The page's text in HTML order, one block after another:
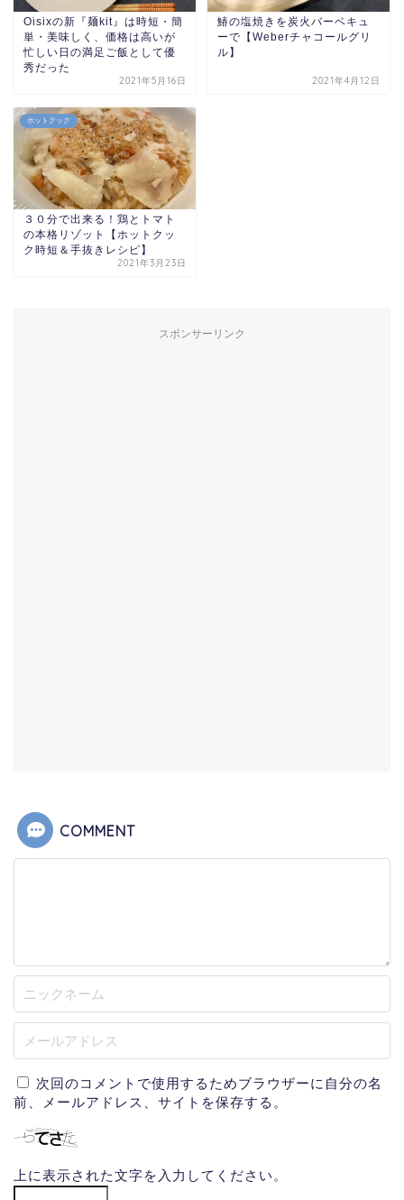
Oisixの新『麺kit』は時短・簡
単・美味しく、価格は高いが
忙しい日の満足ご飯として優
秀だった
2021年5月16日
鰆の塩焼きを炭火バーベキュ
ーで【Weberチャコールグリ
ル】
2021年4月12日
ホットクック
３０分で出来る！鶏とトマト
の本格リゾット【ホットクッ
ク時短＆手抜きレシピ】
2021年3月23日
スポンサーリンク
COMMENT
次回のコメントで使用するためブラウザーに自分の名
前、メールアドレス、サイトを保存する。
上に表示された文字を入力してください。